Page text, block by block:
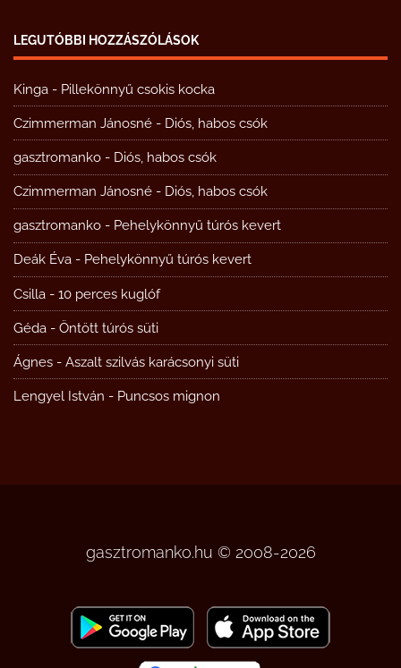
LEGUTÓBBI HOZZÁSZÓLÁSOK
Kinga - Pillekönnyű csokis kocka
Czimmerman Jánosné - Diós, habos csók
gasztromanko - Diós, habos csók
Czimmerman Jánosné - Diós, habos csók
gasztromanko - Pehelykönnyű túrós kevert
Deák Éva - Pehelykönnyű túrós kevert
Csilla - 10 perces kuglóf
Géda - Öntött túrós süti
Ágnes - Aszalt szilvás karácsonyi süti
Lengyel István - Puncsos mignon
gasztromanko.hu © 2008-2026